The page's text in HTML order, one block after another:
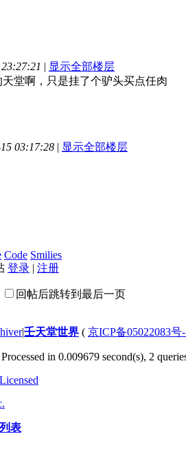
| 显示全部楼层
堂啊，只是挂了个驴头买点任肉
03:17:28 | 显示全部楼层
Code Smilies
登录 | 注册
回帖后跳转到最后一页
|壬天堂世界 ( 京ICP备05022083号
Processed in 0.009679 second(s), 2
Licensed
表